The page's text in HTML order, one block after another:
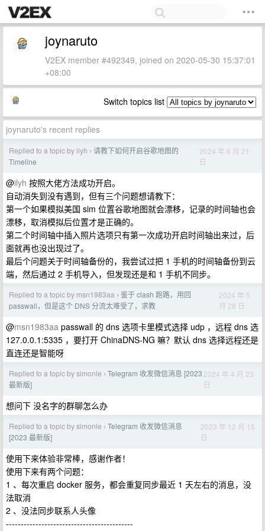
joynaruto
V2EX member #492349, joined on 2020-05-30 15:37:01
+08:00
Switch topics list
joynaruto's recent replies
Replied to a topic by ilyh › 请教下如何开启谷歌地图的
Timeline
2024 年 6 月 21
日
@ilyh 按照大佬方法成功开启。
自动消失到没有遇到，但有三个问题想请教下：
第一个如果模拟美国 sim 位置谷歌地图就会漂移，记录的时间轴也会
漂移，取消模拟后位置才是正确的。
第二个时间轴中插入照片选项只有第一次成功开启时间轴出来过，后
面就再也没出现过了。
最后个问题关于时间轴备份的，我尝试过把 1 手机的时间轴备份到云
端，然后通过 2 手机导入，但发现还是和 1 手机不同步。
Replied to a topic by msn1983aa › 鉴于 clash 跑路，用回
passwall，但是这个 DNS 分流太难受了，求教
2024 年 5
月 28 日
@msn1983aa passwall 的 dns 选项卡里模式选择 udp ，远程 dns 选
127.0.0.1:5335 ，要打开 ChinaDNS-NG 嘛？默认 dns 选择远程还是
直连还是智能呀
Replied to a topic by simonle › Telegram 收发微信消息 [2023
最新版]
2024 年 4 月 23
日
想问下 没名字的群聊怎么办
Replied to a topic by simonle › Telegram 收发微信消息
[2023 最新版]
2023 年 12 月 15
日
使用下来体验非常棒，感谢作者！
使用下来有两个问题：
1 、每次重启 docker 服务，都会重复同步最近 1 天左右的消息，没
法取消
2 、没法同步联系人头像
-------------------------------------------